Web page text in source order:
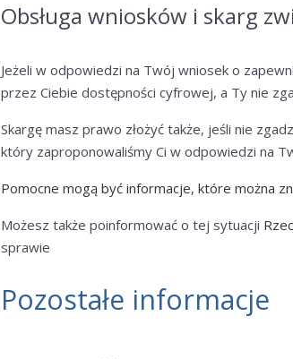
Obsługa wniosków i skarg
Jeżeli w odpowiedzi na Twój wniosek o
przez Ciebie dostępności cyfrowej, a Ty nie
Skargę masz prawo złożyć także, jeśli nie
który zaproponowaliśmy Ci w odpowiedzi na
Pomocne mogą być informacje, które można
Możesz także poinformować o tej sytuacji
sprawie
Pozostałe informacje